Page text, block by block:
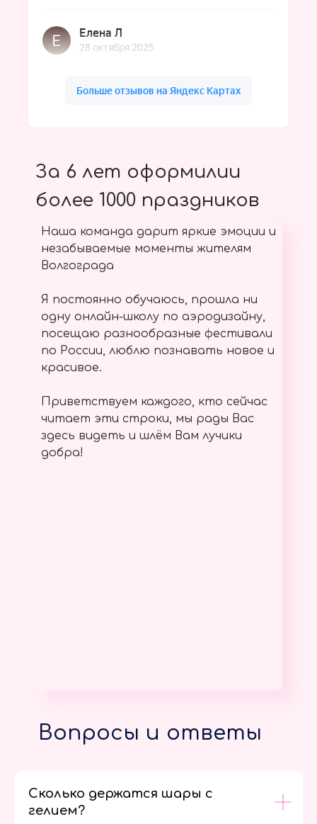
За 6 лет оформилии
более 1000 праздников
Наша команда дарит яркие эмоции и
незабываемые моменты жителям
Волгограда
Я постоянно обучаюсь, прошла ни
одну онлайн-школу по аэродизайну,
посещаю разнообразные фестивали
по России, люблю познавать новое и
красивое.
Приветствуем каждого, кто сейчас
читает эти строки, мы рады Вас
здесь видеть и шлём Вам лучики
добра!
Вопросы и ответы
Сколько держатся шары с
гелием?